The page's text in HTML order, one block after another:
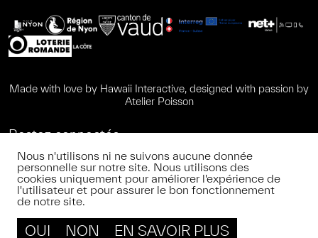
Made with love by Hawaii Interactive, designed with passion by
Atelier Poisson
Restez connectés
FR
NEWSLETTER
Nous n'utilisons ni ne suivons aucune donnée
personnelle sur notre site. Nous utilisons des
cookies uniquement pour améliorer l'expérience de
l'utilisateur et pour assurer le bon fonctionnement
de notre site.
OUI NON EN SAVOIR PLUS